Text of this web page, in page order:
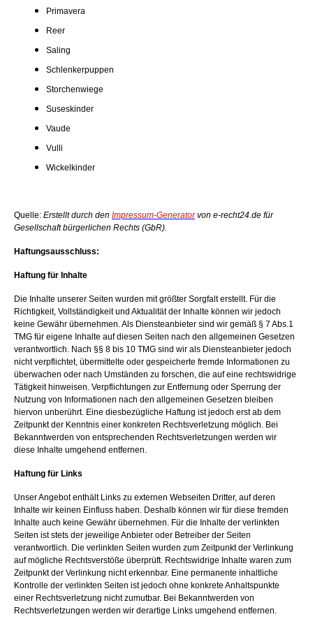
Primavera
Reer
Saling
Schlenkerpuppen
Storchenwiege
Suseskinder
Vaude
Vulli
Wickelkinder
Quelle: Erstellt durch den Impressum-Generatorvon e-recht24.de für
Gesellschaft bürgerlichen Rechts (GbR).
Haftungsausschluss:
Haftung für Inhalte
Die Inhalte unserer Seiten wurden mit größter Sorgfalt erstellt. Für die
Richtigkeit, Vollständigkeit und Aktualität der Inhalte können wir jedoch
keine Gewähr übernehmen. Als Diensteanbieter sind wir gemäß § 7 Abs.1
TMG für eigene Inhalte auf diesen Seiten nach den allgemeinen Gesetzen
verantwortlich. Nach §§ 8 bis 10 TMG sind wir als Diensteanbieter jedoch
nicht verpflichtet, übermittelte oder gespeicherte fremde Informationen zu
überwachen oder nach Umständen zu forschen, die auf eine rechtswidrige
Tätigkeit hinweisen. Verpflichtungen zur Entfernung oder Sperrung der
Nutzung von Informationen nach den allgemeinen Gesetzen bleiben
hiervon unberührt. Eine diesbezügliche Haftung ist jedoch erst ab dem
Zeitpunkt der Kenntnis einer konkreten Rechtsverletzung möglich. Bei
Bekanntwerden von entsprechenden Rechtsverletzungen werden wir
diese Inhalte umgehend entfernen.
Haftung für Links
Unser Angebot enthält Links zu externen Webseiten Dritter, auf deren
Inhalte wir keinen Einfluss haben. Deshalb können wir für diese fremden
Inhalte auch keine Gewähr übernehmen. Für die Inhalte der verlinkten
Seiten ist stets der jeweilige Anbieter oder Betreiber der Seiten
verantwortlich. Die verlinkten Seiten wurden zum Zeitpunkt der Verlinkung
auf mögliche Rechtsverstöße überprüft. Rechtswidrige Inhalte waren zum
Zeitpunkt der Verlinkung nicht erkennbar. Eine permanente inhaltliche
Kontrolle der verlinkten Seiten ist jedoch ohne konkrete Anhaltspunkte
einer Rechtsverletzung nicht zumutbar. Bei Bekanntwerden von
Rechtsverletzungen werden wir derartige Links umgehend entfernen.